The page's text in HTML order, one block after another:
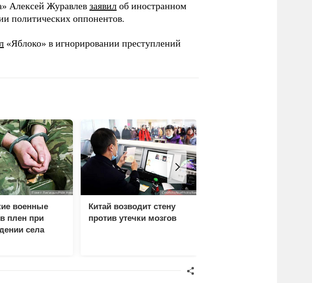
Алексей Журавлев заявил об иностранном
политических оппонентов.
«Яблоко» в игнорировании преступлений
военные
плен при
села
Китай возводит стену
против утечки мозгов